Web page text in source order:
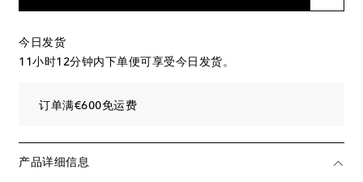
今日发货
11小时12分钟内下单便可享受今日发货。
订单满€600免运费
产品详细信息